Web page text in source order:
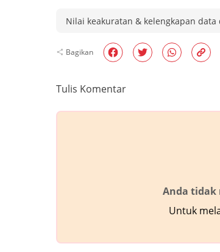
Nilai keakuratan & kelengkapan data
Bagikan
Tulis Komentar
Anda tidak
Untuk